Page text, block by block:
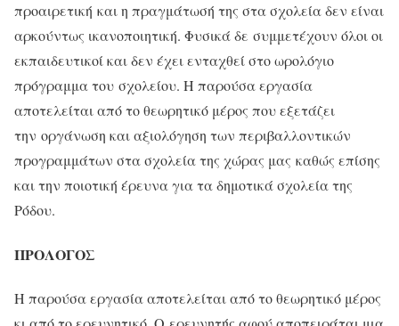
προαιρετική και η πραγμάτωσή της στα σχολεία δεν είναι
αρκούντως ικανοποιητική. Φυσικά δε συμμετέχουν όλοι οι
εκπαιδευτικοί και δεν έχει ενταχθεί στο ωρολόγιο
πρόγραμμα του σχολείου. Η παρούσα εργασία
αποτελείται από το θεωρητικό μέρος που εξετάζει
την οργάνωση και αξιολόγηση των περιβαλλοντικών
προγραμμάτων στα σχολεία της χώρας μας καθώς επίσης
και την ποιοτική έρευνα για τα δημοτικά σχολεία της
Ρόδου.
ΠΡΟΛΟΓΟΣ
Η παρούσα εργασία αποτελείται από το θεωρητικό μέρος